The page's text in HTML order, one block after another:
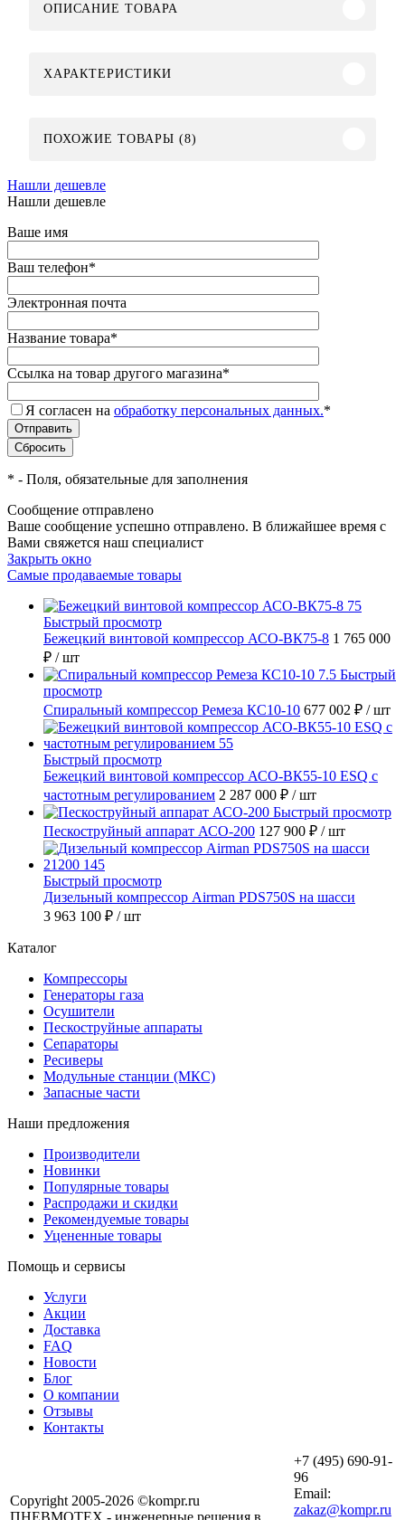
ОПИСАНИЕ ТОВАРА
ХАРАКТЕРИСТИКИ
ПОХОЖИЕ ТОВАРЫ (8)
Нашли дешевле
Нашли дешевле
Ваше имя
Ваш телефон*
Электронная почта
Название товара*
Ссылка на товар другого магазина*
Я согласен на обработку персональных данных.*
* - Поля, обязательные для заполнения
Сообщение отправлено
Ваше сообщение успешно отправлено. В ближайшее время с
Вами свяжется наш специалист
Закрыть окно
Самые продаваемые товары
Быстрый просмотр
Бежецкий винтовой компрессор АСО-ВК75-8 1 765 000
₽ / шт
Быстрый
просмотр
Спиральный компрессор Ремеза КС10-10 677 002 ₽ / шт
Быстрый просмотр
Бежецкий винтовой компрессор АСО-ВК55-10 ESQ с
частотным регулированием 2 287 000 ₽ / шт
Быстрый просмотр
Пескоструйный аппарат АСО-200 127 900 ₽ / шт
Быстрый просмотр
Дизельный компрессор Airman PDS750S на шасси
3 963 100 ₽ / шт
Каталог
Компрессоры
Генераторы газа
Осушители
Пескоструйные аппараты
Сепараторы
Ресиверы
Модульные станции (МКС)
Запасные части
Наши предложения
Производители
Новинки
Популярные товары
Распродажи и скидки
Рекомендуемые товары
Уцененные товары
Помощь и сервисы
Услуги
Акции
Доставка
FAQ
Новости
Блог
О компании
Отзывы
Контакты
Copyright 2005-2026 ©kompr.ru
ПНЕВМОТЕХ - инженерные решения в
+7 (495) 690-91-
96
Email:
zakaz@kompr.ru